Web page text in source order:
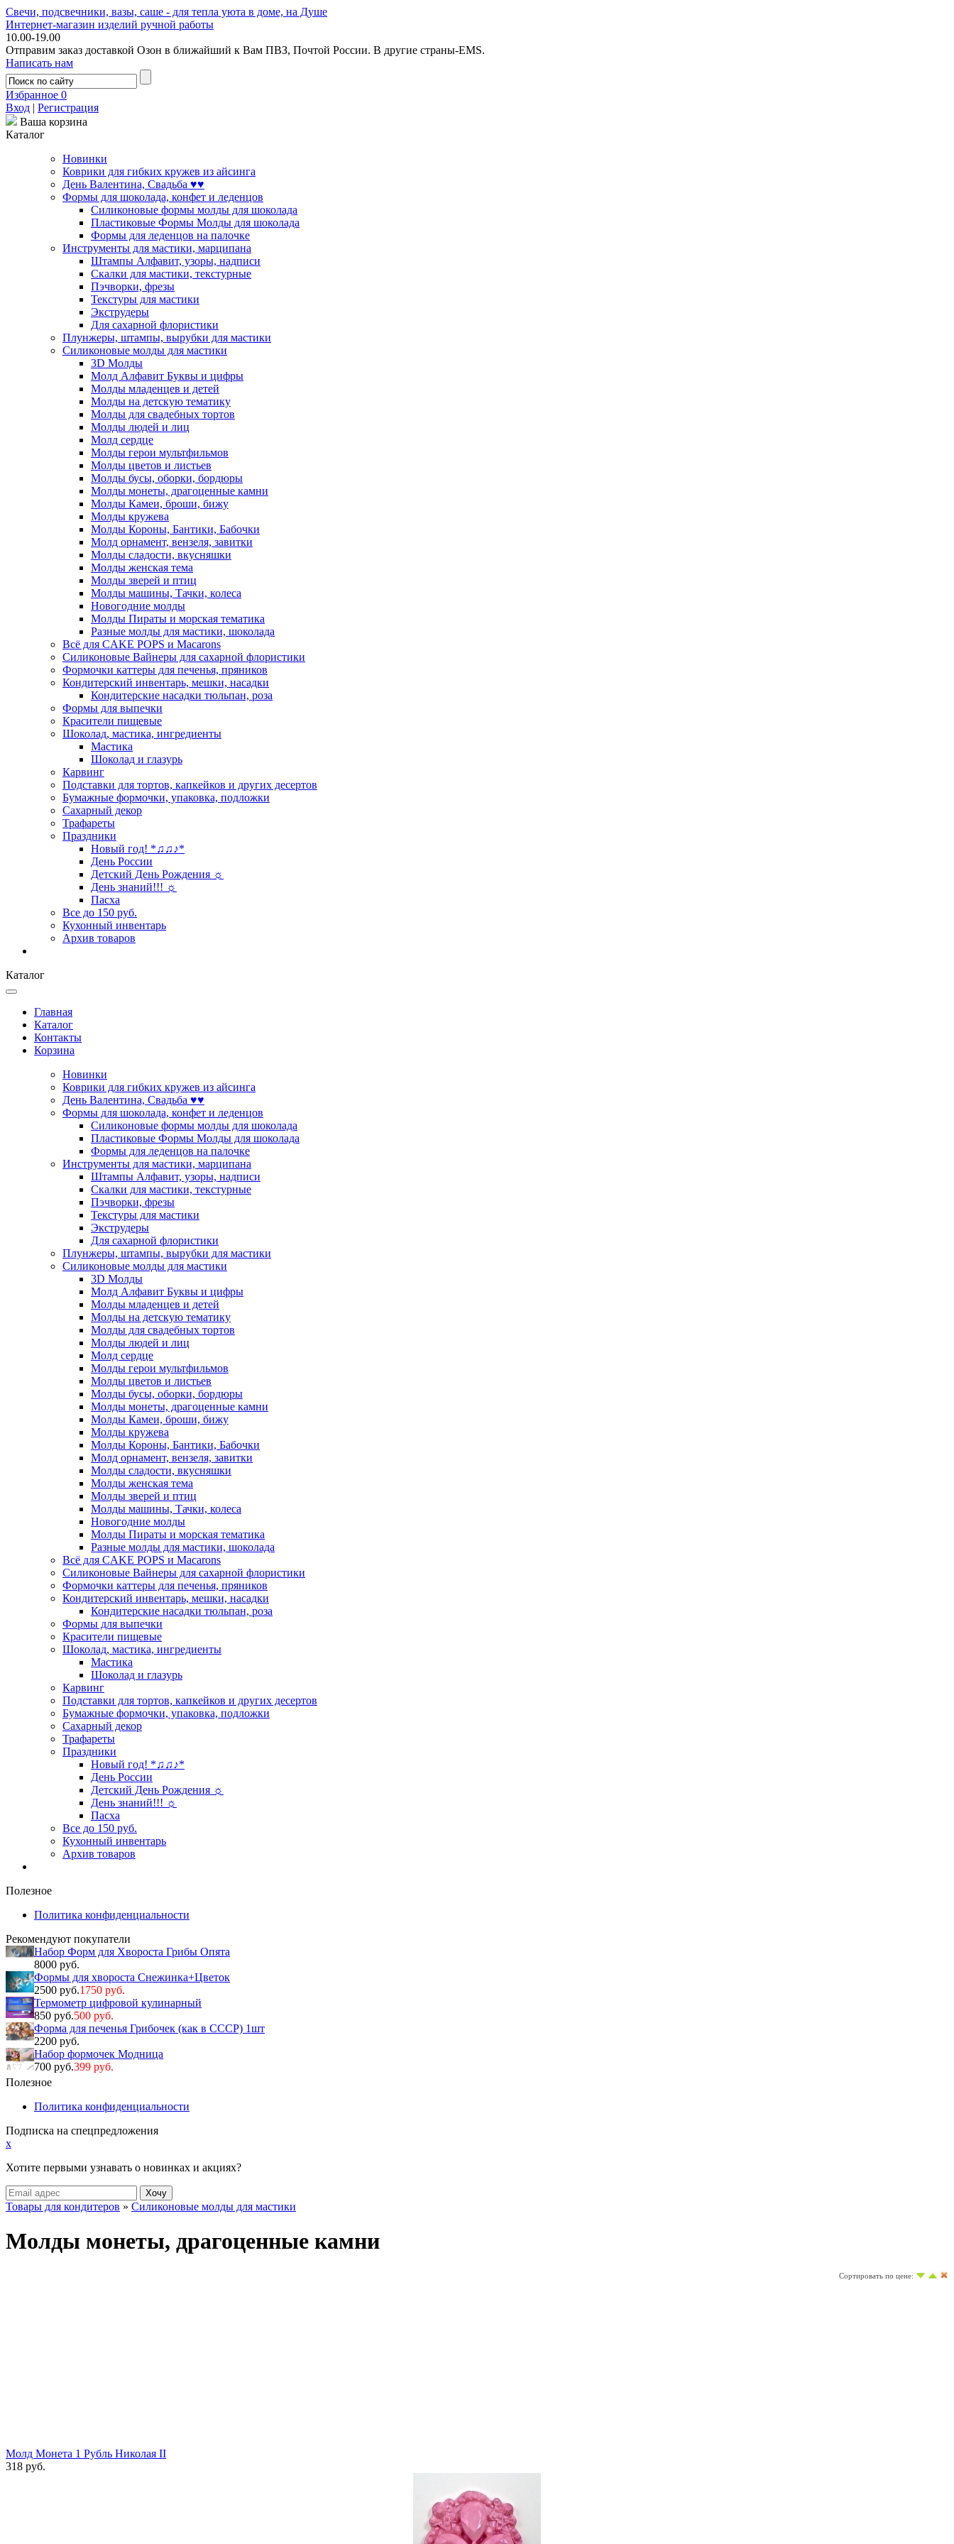
Свечи, подсвечники, вазы, саше - для тепла уюта в доме, на Душе
Интернет-магазин изделий ручной работы
10.00-19.00
Отправим заказ доставкой Озон в ближайший к Вам ПВЗ, Почтой России. В другие страны-EMS.
Написать нам
Избранное 0
Вход | Регистрация
Ваша корзина
Каталог
Новинки
Коврики для гибких кружев из айсинга
День Валентина, Свадьба ♥♥
Формы для шоколада, конфет и леденцов
Силиконовые формы молды для шоколада
Пластиковые Формы Молды для шоколада
Формы для леденцов на палочке
Инструменты для мастики, марципана
Штампы Алфавит, узоры, надписи
Скалки для мастики, текстурные
Пэчворки, фрезы
Текстуры для мастики
Экструдеры
Для сахарной флористики
Плунжеры, штампы, вырубки для мастики
Силиконовые молды для мастики
3D Молды
Молд Алфавит Буквы и цифры
Молды младенцев и детей
Молды на детскую тематику
Молды для свадебных тортов
Молды людей и лиц
Молд сердце
Молды герои мультфильмов
Молды цветов и листьев
Молды бусы, оборки, бордюры
Молды монеты, драгоценные камни
Молды Камеи, броши, бижу
Молды кружева
Молды Короны, Бантики, Бабочки
Молд орнамент, вензеля, завитки
Молды сладости, вкусняшки
Молды женская тема
Молды зверей и птиц
Молды машины, Тачки, колеса
Новогодние молды
Молды Пираты и морская тематика
Разные молды для мастики, шоколада
Всё для CAKE POPS и Macarons
Силиконовые Вайнеры для сахарной флористики
Формочки каттеры для печенья, пряников
Кондитерский инвентарь, мешки, насадки
Кондитерские насадки тюльпан, роза
Формы для выпечки
Красители пищевые
Шоколад, мастика, ингредиенты
Мастика
Шоколад и глазурь
Карвинг
Подставки для тортов, капкейков и других десертов
Бумажные формочки, упаковка, подложки
Сахарный декор
Трафареты
Праздники
Новый год! *♫♫♪*
День России
Детский День Рождения ☼
День знаний!!! ☼
Пасха
Все до 150 руб.
Кухонный инвентарь
Архив товаров
Каталог
Главная
Каталог
Контакты
Корзина
Новинки
Коврики для гибких кружев из айсинга
День Валентина, Свадьба ♥♥
Формы для шоколада, конфет и леденцов
Силиконовые формы молды для шоколада
Пластиковые Формы Молды для шоколада
Формы для леденцов на палочке
Инструменты для мастики, марципана
Штампы Алфавит, узоры, надписи
Скалки для мастики, текстурные
Пэчворки, фрезы
Текстуры для мастики
Экструдеры
Для сахарной флористики
Плунжеры, штампы, вырубки для мастики
Силиконовые молды для мастики
3D Молды
Молд Алфавит Буквы и цифры
Молды младенцев и детей
Молды на детскую тематику
Молды для свадебных тортов
Молды людей и лиц
Молд сердце
Молды герои мультфильмов
Молды цветов и листьев
Молды бусы, оборки, бордюры
Молды монеты, драгоценные камни
Молды Камеи, броши, бижу
Молды кружева
Молды Короны, Бантики, Бабочки
Молд орнамент, вензеля, завитки
Молды сладости, вкусняшки
Молды женская тема
Молды зверей и птиц
Молды машины, Тачки, колеса
Новогодние молды
Молды Пираты и морская тематика
Разные молды для мастики, шоколада
Всё для CAKE POPS и Macarons
Силиконовые Вайнеры для сахарной флористики
Формочки каттеры для печенья, пряников
Кондитерский инвентарь, мешки, насадки
Кондитерские насадки тюльпан, роза
Формы для выпечки
Красители пищевые
Шоколад, мастика, ингредиенты
Мастика
Шоколад и глазурь
Карвинг
Подставки для тортов, капкейков и других десертов
Бумажные формочки, упаковка, подложки
Сахарный декор
Трафареты
Праздники
Новый год! *♫♫♪*
День России
Детский День Рождения ☼
День знаний!!! ☼
Пасха
Все до 150 руб.
Кухонный инвентарь
Архив товаров
Полезное
Политика конфиденциальности
Рекомендуют покупатели
Набор Форм для Хвороста Грибы Опята
8000 руб.
Формы для хвороста Снежинка+Цветок
2500 руб.1750 руб.
Термометр цифровой кулинарный
850 руб.500 руб.
Форма для печенья Грибочек (как в СССР) 1шт
2200 руб.
Набор формочек Модница
700 руб.399 руб.
Полезное
Политика конфиденциальности
Подписка на спецпредложения
x
Хотите первыми узнавать о новинках и акциях?
Товары для кондитеров » Силиконовые молды для мастики
Молды монеты, драгоценные камни
Сортировать по цене:
Молд Монета 1 Рубль Николая II
318 руб.